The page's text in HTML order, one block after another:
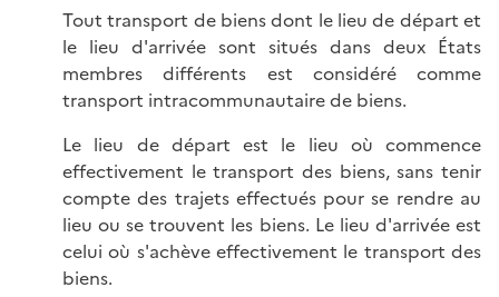
Tout transport de biens dont le lieu de départ et
le lieu d'arrivée sont situés dans deux États
membres différents est considéré comme
transport intracommunautaire de biens.
Le lieu de départ est le lieu où commence
effectivement le transport des biens, sans tenir
compte des trajets effectués pour se rendre au
lieu ou se trouvent les biens. Le lieu d'arrivée est
celui où s'achève effectivement le transport des
biens.